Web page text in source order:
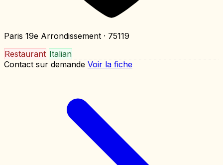
Paris 19e Arrondissement · 75119
Restaurant Italian
Contact sur demande Voir la fiche